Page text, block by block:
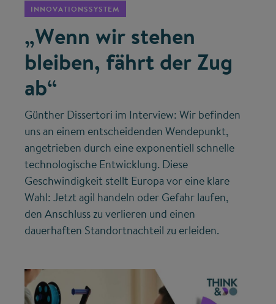
INNOVATIONSSYSTEM
„Wenn wir stehen
bleiben, fährt der Zug
ab“
Günther Dissertori im Interview: Wir befinden
uns an einem entscheidenden Wendepunkt,
angetrieben durch eine exponentiell schnelle
technologische Entwicklung. Diese
Geschwindigkeit stellt Europa vor eine klare
Wahl: Jetzt agil handeln oder Gefahr laufen,
den Anschluss zu verlieren und einen
dauerhaften Standortnachteil zu erleiden.